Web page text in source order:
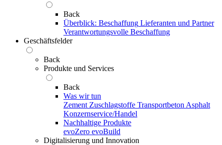
Back
Überblick: Beschaffung Lieferanten und Partner
Verantwortungsvolle Beschaffung
Geschäftsfelder
Back
Produkte und Services
Back
Was wir tun
Zement Zuschlagstoffe Transportbeton Asphalt
Konzernservice/Handel
Nachhaltige Produkte
evoZero evoBuild
Digitalisierung und Innovation